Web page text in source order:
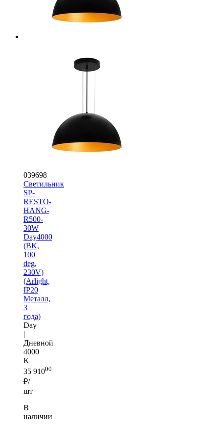
039698
Светильник
SP-
RESTO-
HANG-
R500-
30W
Day4000
(BK,
100
deg,
230V)
(Arlight,
IP20
Металл,
3
года)
Day
|
Дневной
4000
K
35 91000
₽/
шт
В
наличии